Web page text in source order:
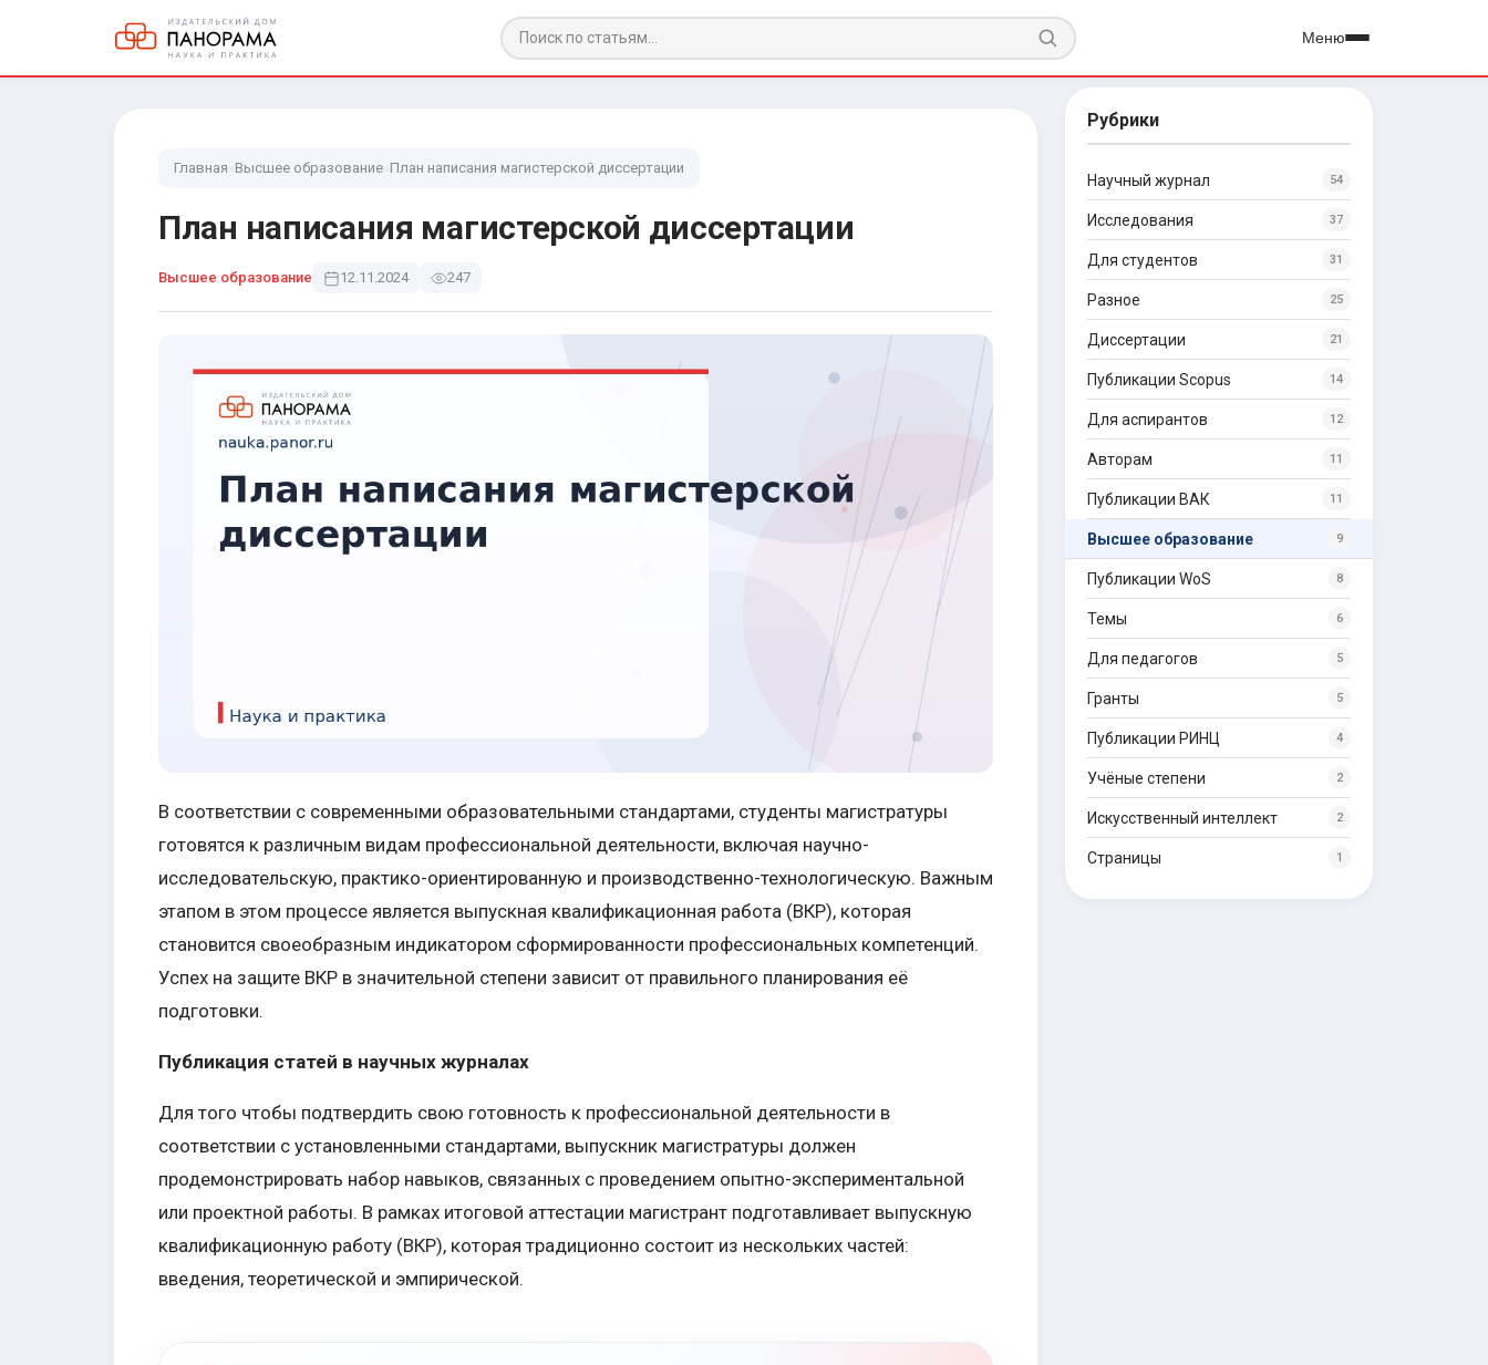
Меню
Главная » Высшее образование» План написания магистерской диссертации
План написания магистерской диссертации
Высшее образование 12.11.2024 247
В соответствии с современными образовательными стандартами, студенты магистратуры
готовятся к различным видам профессиональной деятельности, включая научно-
исследовательскую, практико-ориентированную и производственно-технологическую. Важным
этапом в этом процессе является выпускная квалификационная работа (ВКР), которая
становится своеобразным индикатором сформированности профессиональных компетенций.
Успех на защите ВКР в значительной степени зависит от правильного планирования её
подготовки.
Публикация статей в научных журналах
Для того чтобы подтвердить свою готовность к профессиональной деятельности в
соответствии с установленными стандартами, выпускник магистратуры должен
продемонстрировать набор навыков, связанных с проведением опытно-экспериментальной
или проектной работы. В рамках итоговой аттестации магистрант подготавливает выпускную
квалификационную работу (ВКР), которая традиционно состоит из нескольких частей:
введения, теоретической и эмпирической.
Рубрики
Научный журнал 54
Исследования 37
Для студентов 31
Разное 25
Диссертации 21
Публикации Scopus 14
Для аспирантов 12
Авторам 11
Публикации ВАК 11
Высшее образование 9
Публикации WoS 8
Темы 6
Для педагогов 5
Гранты 5
Публикации РИНЦ 4
Учёные степени 2
Искусственный интеллект 2
Страницы 1